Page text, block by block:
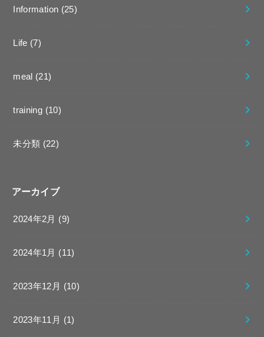
Information (25)
Life (7)
meal (21)
training (10)
未分類 (22)
アーカイブ
2024年2月 (9)
2024年1月 (11)
2023年12月 (10)
2023年11月 (1)